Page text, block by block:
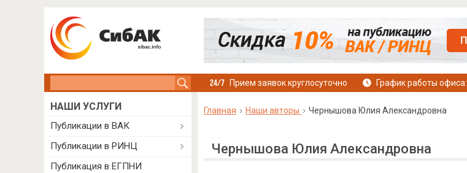
Прием заявок круглосуточно График работы
Главная Наши авторы Чернышова Юлия Александровна
Чернышова Юлия Александровна
НАШИ УСЛУГИ
Публикации в ВАК
Публикации в РИНЦ
Публикация в ЕГПНИ